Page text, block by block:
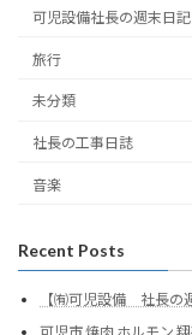
可児設備社長の週末日記
旅行
未分類
社長の工事日誌
音楽
Recent Posts
【㈲可児設備 社長の